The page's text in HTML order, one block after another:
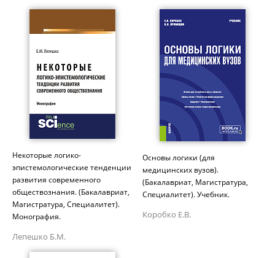
Некоторые логико-
эпистемологические тенденции
развития современного
обществознания. (Бакалавриат,
Магистратура, Специалитет).
Монография.
Лепешко Б.М.
Основы логики (для
медицинских вузов).
(Бакалавриат, Магистратура,
Специалитет). Учебник.
Коробко Е.В.